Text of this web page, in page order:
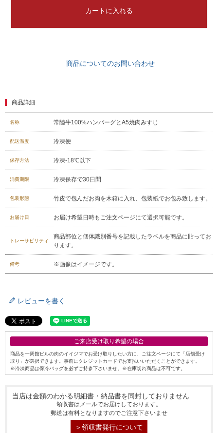
029-254-2441
お問合せフォーム
カートに入れる
商品についてのお問い合わせ
商品詳細
名称 常陸牛100%ハンバーグとA5焼肉みすじ
配送温度 冷凍便
保存方法 冷凍-18℃以下
消費期限 冷凍保存で30日間
包装形態 竹皮で包んだお肉を木箱に入れ、包装紙でお包み致します。
お届け日 お届け希望日時もご注文ページにて選択可能です。
トレーサビリティ
商品部位と個体識別番号を記載したラベルを商品に貼ってお
ります。
備考 ※画像はイメージです。
レビューを書く
ご来店受け取り希望の場合
商品を一周館ビルの肉のイイジマでお受け取りしたい方に、ご注文ページにて「店舗受け
取り」が選択できます。事前にクレジットカードでお支払いいただくことができます。
※冷凍商品は保冷バッグを必ずご持参下さいませ。※在庫切れ商品は不可です。
当店は金額のわかる明細書・納品書を同封しておりません
領収書はメールでお届けしております。
郵送は有料となりますのでご注意下さいませ
＞領収書発行について